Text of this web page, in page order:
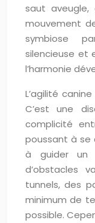
saut aveugle,
mouvement
symbiose
silencieuse et
l’harmonie
L’agilité
C’est une
complicité
poussant à se
à guider un
d’obstacles
tunnels, des
minimum de
possible.